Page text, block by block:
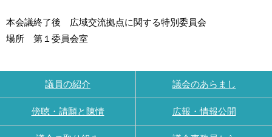
本会議終了後 広域交流拠点に関する特別委員会
場所 第１委員会室
議員の紹介 議会のあらまし
傍聴・請願と陳情 広報・情報公開